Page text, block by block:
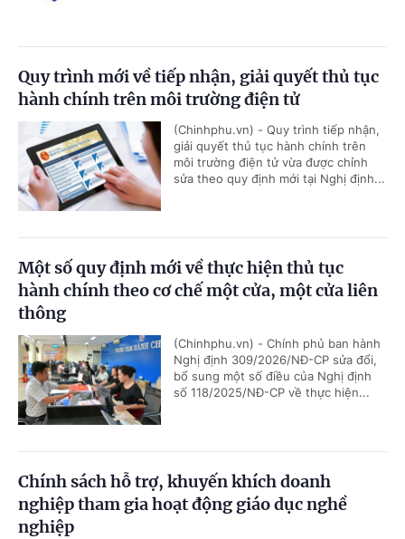
Quy trình mới về tiếp nhận, giải quyết thủ tục
hành chính trên môi trường điện tử
(Chinhphu.vn) - Quy trình tiếp nhận,
giải quyết thủ tục hành chính trên
môi trường điện tử vừa được chỉnh
sửa theo quy định mới tại Nghị định...
Một số quy định mới về thực hiện thủ tục
hành chính theo cơ chế một cửa, một cửa liên
thông
(Chinhphu.vn) - Chính phủ ban hành
Nghị định 309/2026/NĐ-CP sửa đổi,
bổ sung một số điều của Nghị định
số 118/2025/NĐ-CP về thực hiện...
Chính sách hỗ trợ, khuyến khích doanh
nghiệp tham gia hoạt động giáo dục nghề
nghiệp